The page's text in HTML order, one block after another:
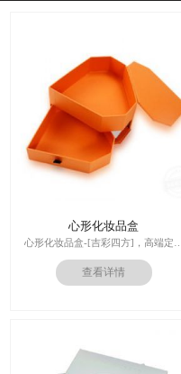
心形化妆品盒
心形化妆品盒-[吉彩四方]，高端定
走心的礼品包装盒
多对1服务,德国SGD技术,3.0创意视觉
设计,实体工厂,德国海德堡7色UV印刷
查看详情